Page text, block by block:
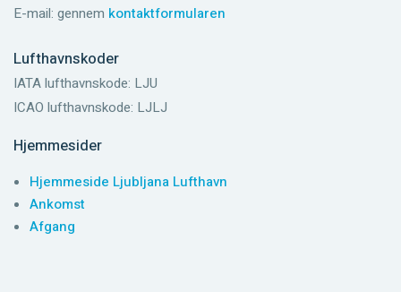
E-mail: gennem kontaktformularen
Lufthavnskoder
IATA lufthavnskode: LJU
ICAO lufthavnskode: LJLJ
Hjemmesider
Hjemmeside Ljubljana Lufthavn
Ankomst
Afgang